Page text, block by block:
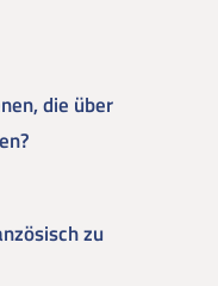
die über
zu